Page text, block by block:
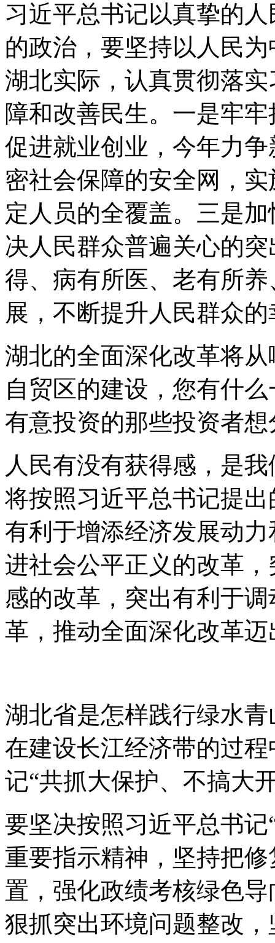
习近平总书记以真挚的
的政治，要坚持以人民
湖北实际，认真贯彻落
障和改善民生。一是牢
促进就业创业，今年力
密社会保障的安全网，
定人员的全覆盖。三是
决人民群众普遍关心的
得、病有所医、老有所
展，不断提升人民群众
湖北的全面深化改革将
自贸区的建设，您有什
有意投资的那些投资者
人民有没有获得感，是
将按照习近平总书记提
有利于增添经济发展动
进社会公平正义的改革
感的改革，突出有利于
革，推动全面深化改革
湖北省是怎样践行绿水
在建设长江经济带的过
记“共抓大保护、不搞大
要坚决按照习近平总书
重要指示精神，坚持把
置，强化政绩考核绿色
狠抓突出环境问题整改